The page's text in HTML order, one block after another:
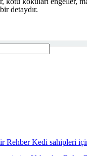
detaydır.
Kedi sahipleri